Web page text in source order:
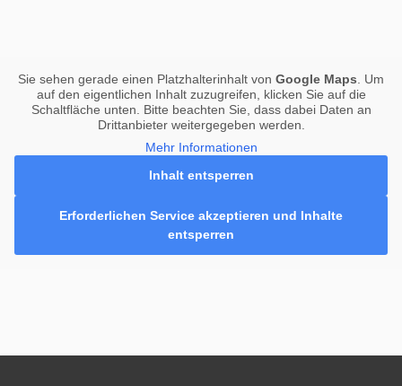
Sie sehen gerade einen Platzhalterinhalt von Google Maps. Um
auf den eigentlichen Inhalt zuzugreifen, klicken Sie auf die
Schaltfläche unten. Bitte beachten Sie, dass dabei Daten an
Drittanbieter weitergegeben werden.
Mehr Informationen
Inhalt entsperren
Erforderlichen Service akzeptieren und Inhalte
entsperren